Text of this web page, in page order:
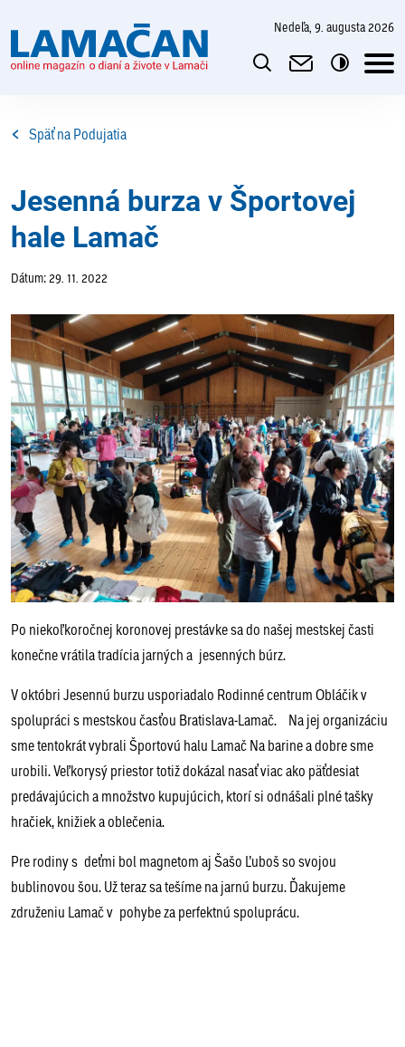
nedeľa, 9. augusta 2026
Späť na Podujatia
Jesenná burza v Športovej
hale Lamač
Dátum: 29. 11. 2022
Po niekoľkoročnej koronovej prestávke sa do našej mestskej časti
konečne vrátila tradícia jarných a jesenných búrz.
V októbri Jesennú burzu usporiadalo Rodinné centrum Obláčik v
spolupráci s mestskou časťou Bratislava-Lamač. Na jej organizáciu
sme tentokrát vybrali Športovú halu Lamač Na barine a dobre sme
urobili. Veľkorysý priestor totiž dokázal nasať viac ako päťdesiat
predávajúcich a množstvo kupujúcich, ktorí si odnášali plné tašky
hračiek, knižiek a oblečenia.
Pre rodiny s deťmi bol magnetom aj Šašo Ľuboš so svojou
bublinovou šou. Už teraz sa tešíme na jarnú burzu. Ďakujeme
združeniu Lamač v pohybe za perfektnú spoluprácu.